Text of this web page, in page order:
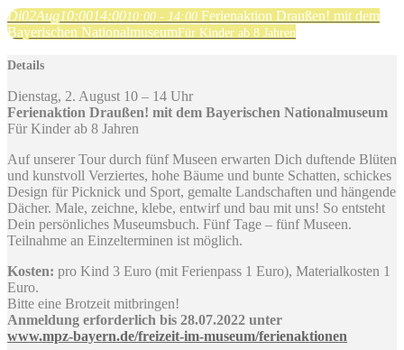
Di02Aug10:0014:0010:00 - 14:00 Ferienaktion Draußen! mit dem
Bayerischen NationalmuseumFür Kinder ab 8 Jahren
Details
Dienstag, 2. August 10 – 14 Uhr
Ferienaktion Draußen! mit dem Bayerischen Nationalmuseum
Für Kinder ab 8 Jahren
Auf unserer Tour durch fünf Museen erwarten Dich duftende Blüten
und kunstvoll Verziertes, hohe Bäume und bunte Schatten, schickes
Design für Picknick und Sport, gemalte Landschaften und hängende
Dächer. Male, zeichne, klebe, entwirf und bau mit uns! So entsteht
Dein persönliches Museumsbuch. Fünf Tage – fünf Museen.
Teilnahme an Einzelterminen ist möglich.
Kosten: pro Kind 3 Euro (mit Ferienpass 1 Euro), Materialkosten 1
Euro.
Bitte eine Brotzeit mitbringen!
Anmeldung erforderlich bis 28.07.2022 unter
www.mpz-bayern.de/freizeit-im-museum/ferienaktionen